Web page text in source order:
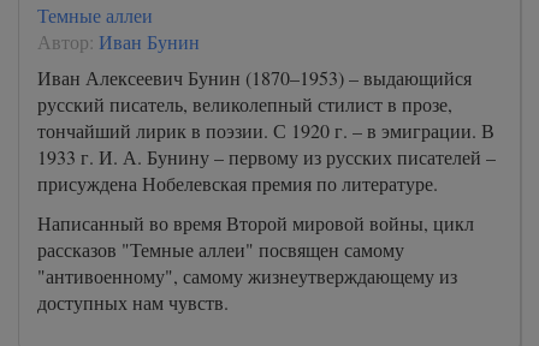
Темные аллеи
Автор: Иван Бунин
Иван Алексеевич Бунин (1870–1953) – выдающийся
русский писатель, великолепный стилист в прозе,
тончайший лирик в поэзии. С 1920 г. – в эмиграции. В
1933 г. И. А. Бунину – первому из русских писателей –
присуждена Нобелевская премия по литературе.
Написанный во время Второй мировой войны, цикл
рассказов "Темные аллеи" посвящен самому
"антивоенному", самому жизнеутверждающему из
доступных нам чувств.